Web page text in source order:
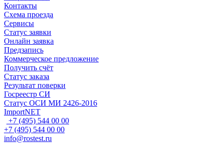
Контакты
Схема проезда
Сервисы
Статус заявки
Онлайн заявка
Предзапись
Коммерческое предложение
Получить счёт
Статус заказа
Результат поверки
Госреестр СИ
Статус ОСИ МИ 2426-2016
ImportNET
+7 (495) 544 00 00
+7 (495) 544 00 00
info@rostest.ru